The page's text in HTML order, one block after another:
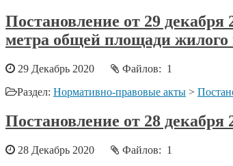
Постановление от 29
метра общей площади жилого
29 Декабрь 2020
Файлов: 1
Раздел: Нормативно-правовые акты >
Постановление от 28
28 Декабрь 2020
Файлов: 1